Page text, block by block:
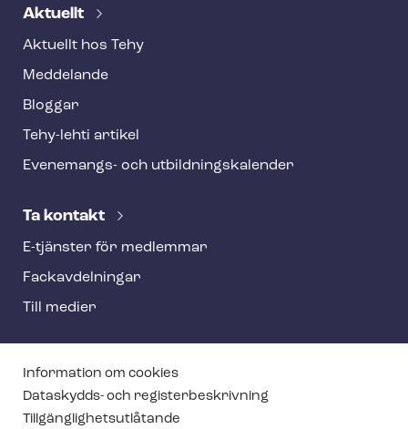
Aktuellt
Aktuellt hos Tehy
Meddelande
Bloggar
Tehy-lehti artikel
Evenemangs- och ut­bild­nings­ka­len­der
Ta kontakt
E-tjänster för medlemmar
Fackav­del­ning­ar
Till medier
T
e
Information om cookies
Dataskydds- och re­gis­ter­be­skriv­ning
Till­gäng­lig­hets­ut­lå­tan­de